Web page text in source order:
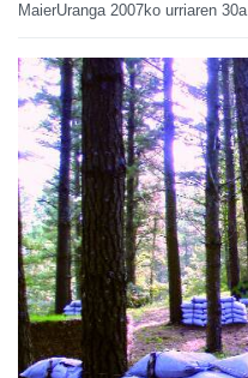
MaierUranga 2007ko urriaren 30a